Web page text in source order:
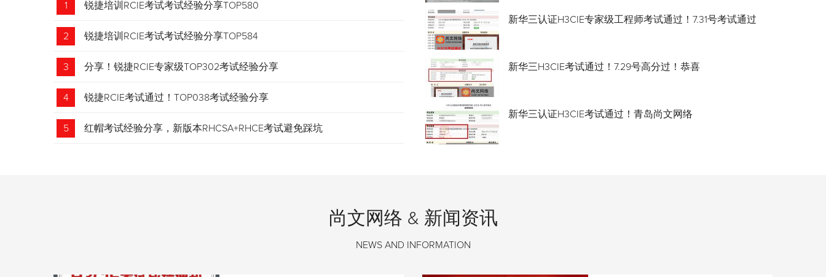
1 锐捷培训RCIE考试考试经验分享TOP580
2 锐捷培训RCIE考试考试经验分享TOP584
3 分享！锐捷RCIE专家级TOP302考试经验分享
4 锐捷RCIE考试通过！TOP038考试经验分享
5 红帽考试经验分享，新版本RHCSA+RHCE考试避免踩坑
新华三认证H3CIE专家级工程师考试通过！7.31号考试通过
新华三H3CIE考试通过！7.29号高分过！恭喜
新华三认证H3CIE考试通过！青岛尚文网络
尚文网络 & 新闻资讯
NEWS AND INFORMATION